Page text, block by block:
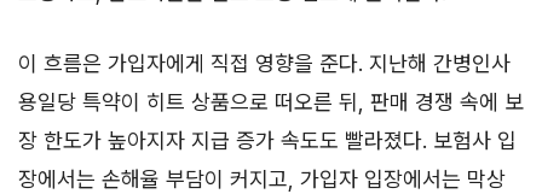
이 흐름은 가입자에게 직접 영향을 준다. 지난해 간병인사
용일당 특약이 히트 상품으로 떠오른 뒤, 판매 경쟁 속에 보
장 한도가 높아지자 지급 증가 속도도 빨라졌다. 보험사 입
장에서는 손해율 부담이 커지고, 가입자 입장에서는 막상